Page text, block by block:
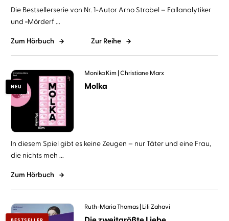
Die Bestsellerserie von Nr. 1-Autor Arno Strobel – Fallanalytiker
und »Mörderf ...
Zum Hörbuch Zur Reihe
NEU
Monika Kim Christiane Marx
Molka
In diesem Spiel gibt es keine Zeugen – nur Täter und eine Frau,
die nichts meh ...
Zum Hörbuch
Ruth-Maria Thomas Lili Zahavi